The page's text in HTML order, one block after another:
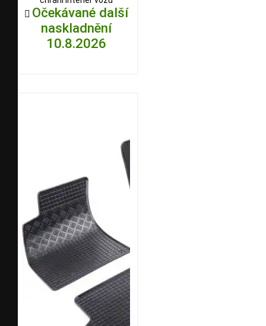
 Očekávané další
naskladnění
10.8.2026